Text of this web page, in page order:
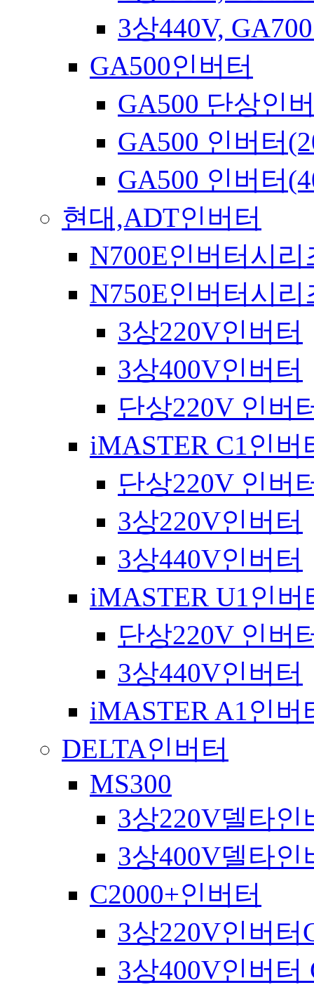
3상440V,
GA500인버터
GA500 단상인
GA500 인버터
GA500 인버터
현대,ADT인버터
N700E인버터시리
N750E인버터시리
3상220V인버터
3상400V인버터
단상220V 인버
iMASTER C1인버
단상220V 인버
3상220V인버터
3상440V인버터
iMASTER U1인버
단상220V 인버
3상440V인버터
iMASTER A1인버
DELTA인버터
MS300
3상220V델타인
3상400V델타인
C2000+인버터
3상220V인버터
3상400V인버터